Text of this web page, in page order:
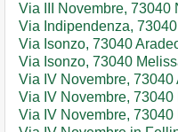
Via III Novembre, 73040
Via Indipendenza,
Via Isonzo, 73040
Via Isonzo, 73040
Via IV Novembre, 73040
Via IV Novembre,
Via IV Novembre, 73040